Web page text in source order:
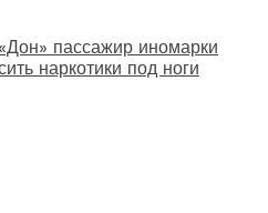
пассажир иномарки
наркотики под ноги